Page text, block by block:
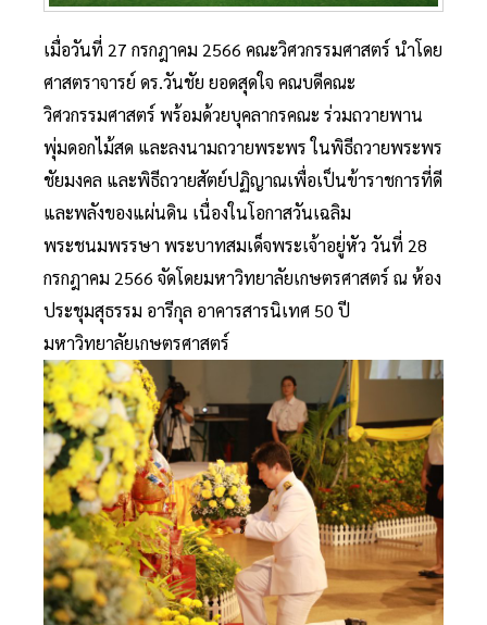
เมื่อวันที่ 27 กรกฎาคม 2566 คณะวิศวกรรมศาสตร์ นำโดย
ศาสตราจารย์ ดร.วันชัย ยอดสุดใจ คณบดีคณะ
วิศวกรรมศาสตร์ พร้อมด้วยบุคลากรคณะ ร่วมถวายพาน
พุ่มดอกไม้สด และลงนามถวายพระพร ในพิธีถวายพระพร
ชัยมงคล และพิธีถวายสัตย์ปฏิญาณเพื่อเป็นข้าราชการที่ดี
และพลังของแผ่นดิน เนื่องในโอกาสวันเฉลิม
พระชนมพรรษา พระบาทสมเด็จพระเจ้าอยู่หัว วันที่ 28
กรกฎาคม 2566 จัดโดยมหาวิทยาลัยเกษตรศาสตร์ ณ ห้อง
ประชุมสุธรรม อารีกุล อาคารสารนิเทศ 50 ปี
มหาวิทยาลัยเกษตรศาสตร์